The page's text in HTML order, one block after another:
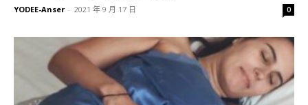
YODEE-Anser - 2021 年 9 月 17 日 0